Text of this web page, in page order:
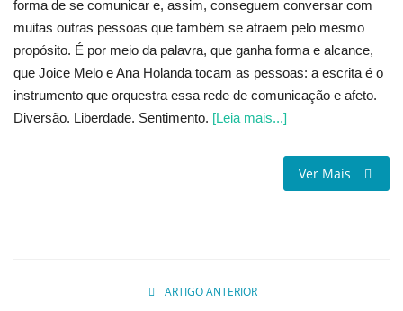
portugues English
forma de se comunicar e, assim, conseguem conversar com
muitas outras pessoas que também se atraem pelo mesmo
propósito. É por meio da palavra, que ganha forma e alcance,
que Joice Melo e Ana Holanda tocam as pessoas: a escrita é o
instrumento que orquestra essa rede de comunicação e afeto.
Diversão. Liberdade. Sentimento. [Leia mais...]
Ver Mais
ARTIGO ANTERIOR